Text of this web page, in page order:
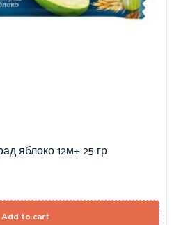
яблоко 12м+ 25 гр
Add to cart